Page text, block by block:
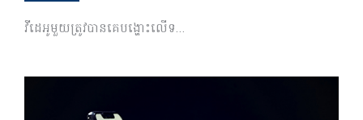
វីដេអូ​មួយ​ត្រូវ​បាន​គេ​បង្ហោះ​លើ​ទ…